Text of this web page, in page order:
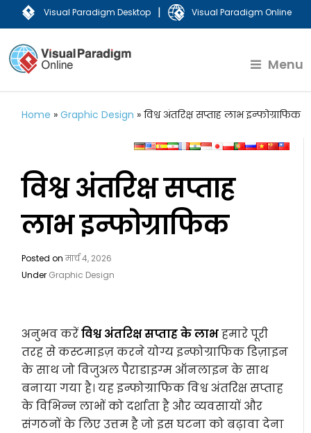
Visual Paradigm Desktop | Visual Paradigm Online
Menu
Home »Graphic Design »विश्व अंतरिक्ष सप्ताह लाभ इन्फोग्राफिक
विश्व अंतरिक्ष सप्ताह
लाभ इन्फोग्राफिक
Posted onमार्च 4, 2026
Under Graphic Design
अनुभव करेंविश्व अंतरिक्ष सप्ताह के लाभहमारे पूरी
तरह से कस्टमाइज़ करने योग्य इन्फोग्राफिक डिज़ाइन
के साथ जो विजुअल पैराडाइग्म ऑनलाइन के साथ
बनाया गया है। यह इन्फोग्राफिक विश्व अंतरिक्ष सप्ताह
के विभिन्न लाभों को दर्शाता है और व्यवसायों और
संगठनों के लिए उत्तम है जो इस घटना को बढ़ावा देना